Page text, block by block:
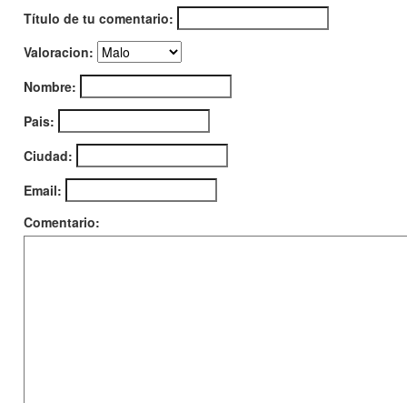
Título de tu comentario:
Valoracion:
Nombre:
Pais:
Ciudad:
Email:
Comentario: